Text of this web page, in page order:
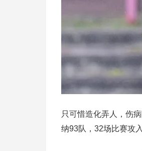
只可惜造化弄人，伤
纳93队，32场比赛攻